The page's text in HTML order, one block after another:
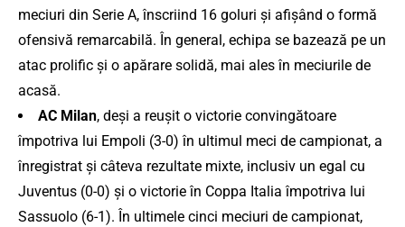
meciuri din Serie A, înscriind 16 goluri și afișând o formă
ofensivă remarcabilă. În general, echipa se bazează pe un
atac prolific și o apărare solidă, mai ales în meciurile de
acasă.
AC Milan, deși a reușit o victorie convingătoare
împotriva lui Empoli (3-0) în ultimul meci de campionat, a
înregistrat și câteva rezultate mixte, inclusiv un egal cu
Juventus (0-0) și o victorie în Coppa Italia împotriva lui
Sassuolo (6-1). În ultimele cinci meciuri de campionat,